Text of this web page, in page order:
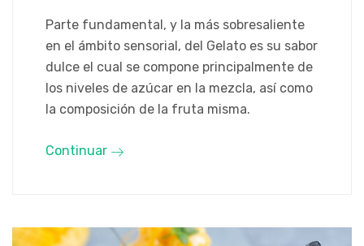
Parte fundamental, y la más sobresaliente
en el ámbito sensorial, del Gelato es su sabor
dulce el cual se compone principalmente de
los niveles de azúcar en la mezcla, así como
la composición de la fruta misma.
Continuar